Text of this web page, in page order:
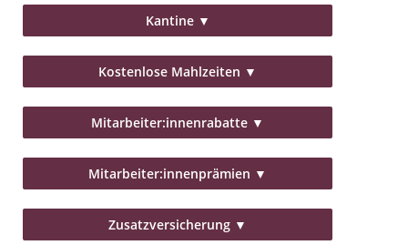
Kantine ▼
Kostenlose Mahlzeiten ▼
Mitarbeiter:innenrabatte ▼
Mitarbeiter:innenprämien ▼
Zusatzversicherung ▼